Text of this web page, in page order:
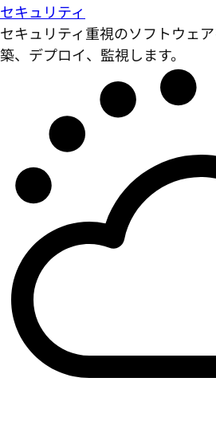
セキュリティ
セキュリティ重視のソフトウェ
築、デプロイ、監視します。